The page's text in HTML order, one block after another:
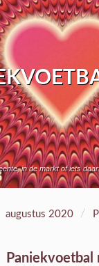
in de markt of iets
augustus 2020 /
Paniekvoetbal